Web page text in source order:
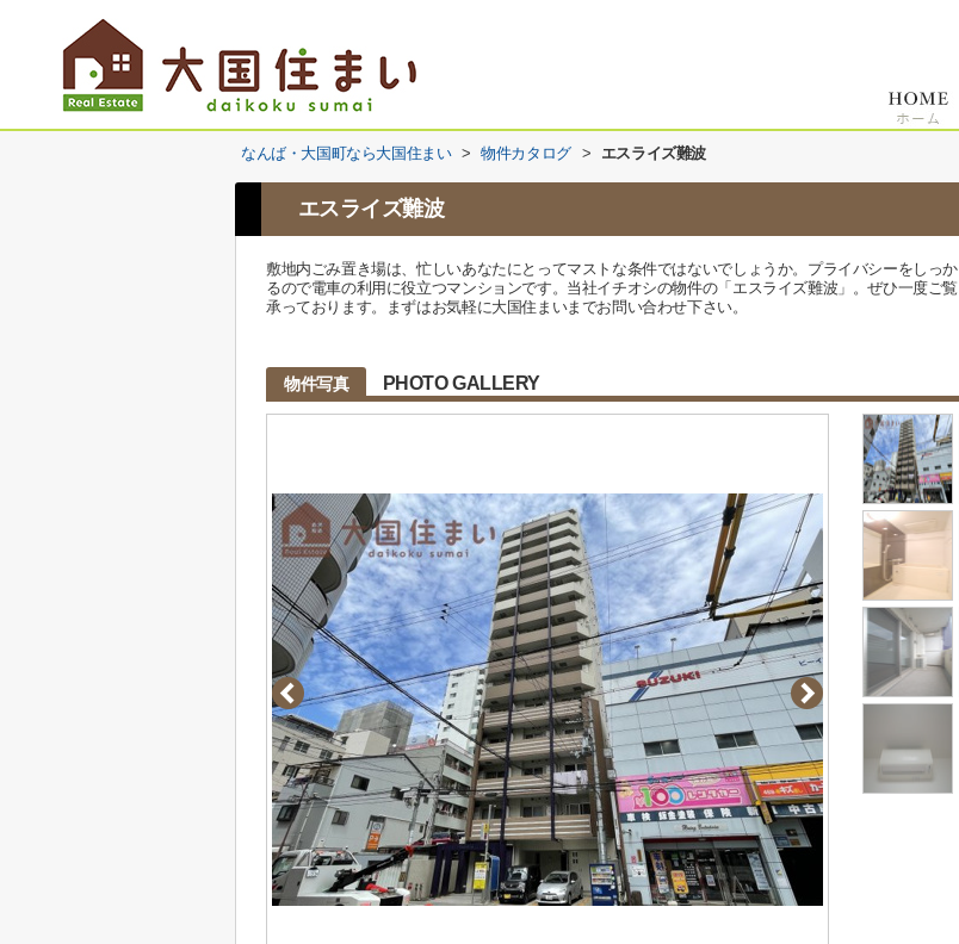
なんば・大国町なら大国住まい > 物件カタログ > エスライズ難波
エスライズ難波
敷地内ごみ置き場は、忙しいあなたにとってマストな条件ではないでしょうか。プライバシーをしっ
るので電車の利用に役立つマンションです。当社イチオシの物件の「エスライズ難波」。ぜひ一度ご
承っております。まずはお気軽に大国住まいまでお問い合わせ下さい。
物件写真 PHOTO GALLERY